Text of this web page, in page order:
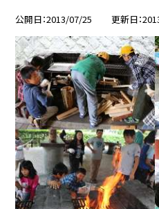
公開日 2013/07/25 更新日